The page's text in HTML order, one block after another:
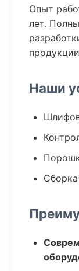
Опыт
лет.
Наши